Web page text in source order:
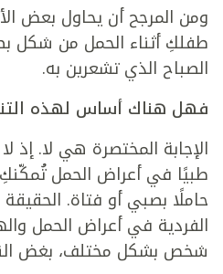
ومن المرجح أن يحاول بعض
طفلكِ أثناء الحمل من شكل
الصباح الذي تشعرين به.
فهل هناك أساس لهذه
الإجابة المختصرة هي لا. إذ
طبيًا في أعراض الحمل
حاملًا بصبي أو فتاة.
الفردية في أعراض الحمل
شخص بشكل مختلف، بغض